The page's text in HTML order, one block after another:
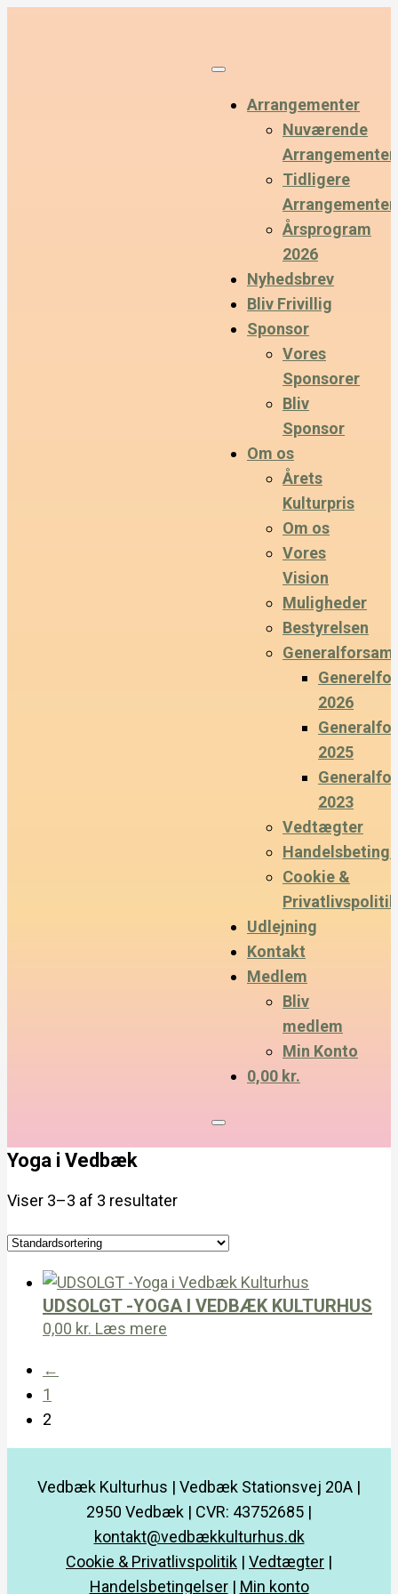
Arrangementer
Nuværende
Arrangementer
Tidligere
Arrangementer
Årsprogram
2026
Nyhedsbrev
Bliv Frivillig
Sponsor
Vores
Sponsorer
Bliv
Sponsor
Om os
Årets
Kulturpris
Om os
Vores
Vision
Muligheder
Bestyrelsen
2026
2025
2023
Vedtægter
Cookie &
Privatlivspolitik
Udlejning
Kontakt
Medlem
Bliv
medlem
Min Konto
0,00 kr.
Yoga i Vedbæk
Viser 3–3 af 3 resultater
UDSOLGT -YOGA I VEDBÆK KULTURHUS
0,00 kr. Læs mere
←
1
2
Vedbæk Kulturhus | Vedbæk Stationsvej 20A |
2950 Vedbæk | CVR: 43752685 |
kontakt@vedbækkulturhus.dk
Cookie & Privatlivspolitik | Vedtægter |
Handelsbetingelser| Min konto